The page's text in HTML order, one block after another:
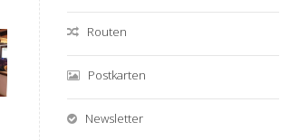
Routen
Postkarten
Newsletter